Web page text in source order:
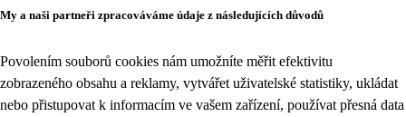
My a naši partneři zpracováváme údaje z následujících důvodů
Povolením souborů cookies nám umožníte měřit efektivitu
zobrazeného obsahu a reklamy, vytvářet uživatelské statistiky, ukládat
nebo přistupovat k informacím ve vašem zařízení, používat přesná data